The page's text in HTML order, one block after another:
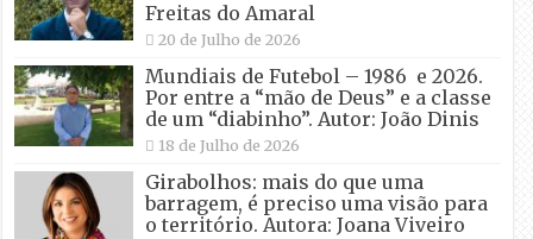
Freitas do Amaral
20 de Julho de 2026
Mundiais de Futebol – 1986 e 2026.
Por entre a “mão de Deus” e a classe
de um “diabinho”. Autor: João Dinis
18 de Julho de 2026
Girabolhos: mais do que uma
barragem, é preciso uma visão para
o território. Autora: Joana Viveiro